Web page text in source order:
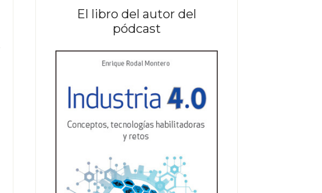
El libro del autor del
pódcast